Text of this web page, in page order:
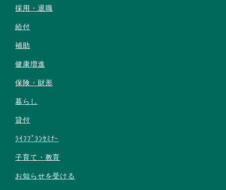
採用・退職
給付
補助
健康増進
保険・財形
暮らし
貸付
ﾗｲﾌﾌﾟﾗﾝｾﾐﾅｰ
子育て・教育
お知らせを受ける